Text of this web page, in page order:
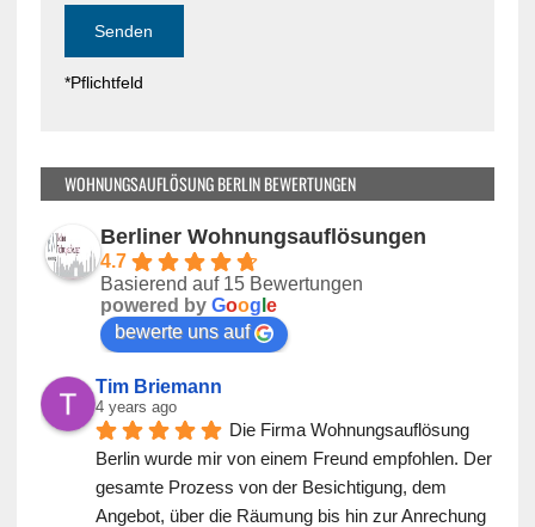
l
l
e
e
d
l
r
.
*Pflichtfeld
WOHNUNGSAUFLÖSUNG BERLIN BEWERTUNGEN
Berliner Wohnungsauflösungen
4.7
Basierend auf 15 Bewertungen
powered by Goog e
bewerte uns auf
Tim Briemann
4 years ago
Die Firma Wohnungsauflösung
Berlin wurde mir von einem Freund empfohlen. Der
gesamte Prozess von der Besichtigung, dem
Angebot, über die Räumung bis hin zur Anrechung